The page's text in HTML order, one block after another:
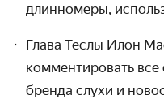
длинномеры,
Глава Теслы Илон
комментировать
бренда слухи и